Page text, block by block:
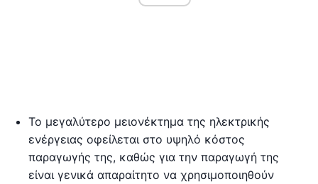
Το μεγαλύτερο μειονέκτημα της ηλεκτρικής
ενέργειας οφείλεται στο υψηλό κόστος
παραγωγής της, καθώς για την παραγωγή της
είναι γενικά απαραίτητο να χρησιμοποιηθούν